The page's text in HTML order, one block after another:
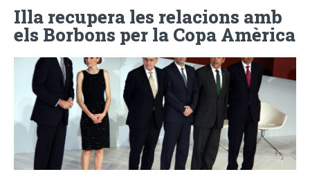
Illa recupera les relacions amb
els Borbons per la Copa Amèrica